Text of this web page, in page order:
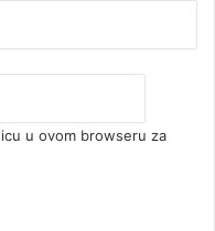
u ovom browseru za